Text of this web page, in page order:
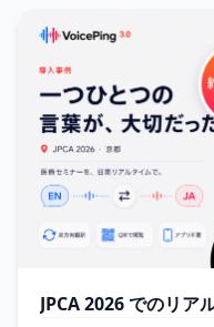
JPCA 2026 でのリア